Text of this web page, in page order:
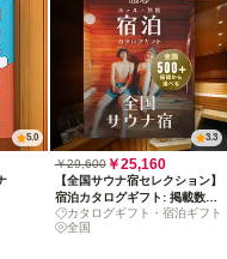
5.0 3.3
￥29,600￥25,160
【全国サウナ宿セレクション】
宿泊カタログギフト: 掲載数
500+施設〜
カタログギフト・宿泊ギフト
全国